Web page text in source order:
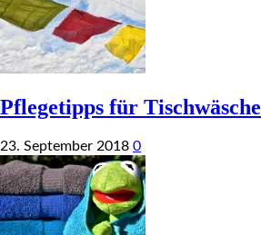
Pflegetipps für Tischwäsche
23. September 2018 0